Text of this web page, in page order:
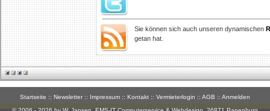
Sie können sich auch unseren dynamischen
getan hat.
Startseite :: Newsletter :: Impressum :: Kontakt :: Vermieterlogin :: AGB :: Anmelden